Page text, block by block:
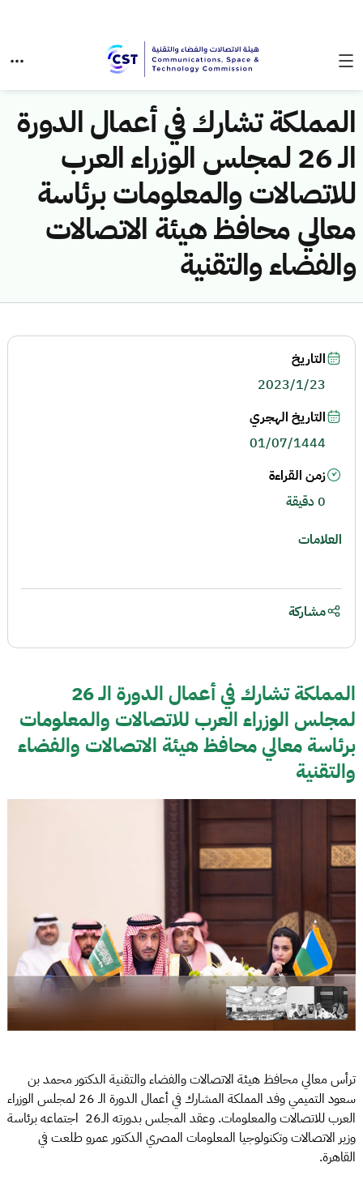
المملكة تشارك في أعمال الدورة
الـ 26 لمجلس الوزراء العرب
للاتصالات والمعلومات برئاسة
معالي محافظ هيئة الاتصالات
والفضاء والتقنية
المملكة تشارك في أعمال الدورة الـ 26
لمجلس الوزراء العرب للاتصالات والمعلومات
برئاسة معالي محافظ هيئة الاتصالات والفضاء
والتقنية
ترأس معالي محافظ هيئة الاتصالات والفضاء والتقنية الدكتور محمد بن
سعود التميمي وفد المملكة المشارك في أعمال الدورة الـ 26 لمجلس الوزراء
العرب للاتصالات والمعلومات. وعقد المجلس بدورته الـ26 اجتماعه برئاسة
وزير الاتصالات وتكنولوجيا المعلومات المصري الدكتور عمرو طلعت في
القاهرة.
التاريخ
2023/1/23
التاريخ الهجري
01/07/1444
زمن القراءة
0 دقيقة
العلامات
مشاركة